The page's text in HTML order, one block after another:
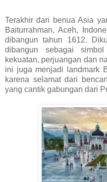
Terakhir dari benua Asia
Baiturrahman, Aceh,
dibangun tahun 1612.
dibangun sebagai
kekuatan, perjuangan dan
ini juga menjadi landmark
karena selamat dari
yang cantik gabungan dari